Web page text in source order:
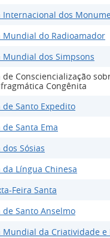
Internacional dos
Mundial do Radioamador
Mundial dos Simpsons
de Consciencialização
Congênita
de Santo Expedito
de Santa Ema
dos Sósias
da Língua Chinesa
Feira Santa
de Santo Anselmo
Mundial da Criatividade e